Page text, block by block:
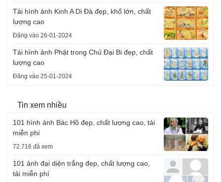
Tải hình ảnh Kinh A Di Đà đẹp, khổ lớn, chất
lượng cao
Đăng vào 26-01-2024
Tải hình ảnh Phật trong Chú Đại Bi đẹp, chất
lượng cao
Đăng vào 25-01-2024
Tin xem nhiều
101 hình ảnh Bác Hồ đẹp, chất lượng cao, tải
miễn phí
72.716 đã xem
101 ảnh đại diện trắng đẹp, chất lượng cao,
tải miễn phí